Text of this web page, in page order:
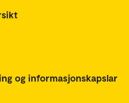
og informasjonskapslar